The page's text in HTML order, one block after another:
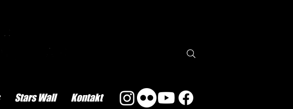
Stars Wall Kontakt